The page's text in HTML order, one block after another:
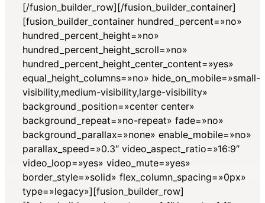
[/fusion_builder_row][/fusion_builder_container]
[fusion_builder_container hundred_percent=»no»
hundred_percent_height=»no»
hundred_percent_height_scroll=»no»
hundred_percent_height_center_content=»yes»
equal_height_columns=»no» hide_on_mobile=»small-
visibility,medium-visibility,large-visibility»
background_position=»center center»
background_repeat=»no-repeat» fade=»no»
background_parallax=»none» enable_mobile=»no»
parallax_speed=»0.3″ video_aspect_ratio=»16:9″
video_loop=»yes» video_mute=»yes»
border_style=»solid» flex_column_spacing=»0px»
type=»legacy»][fusion_builder_row]